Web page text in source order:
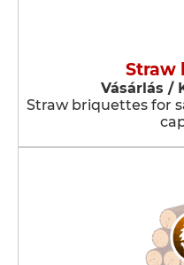
Straw
Vásárlás /
Straw briquettes for